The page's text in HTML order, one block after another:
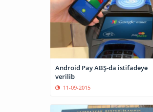
Android Pay ABŞ-da istifadəyə
verilib
11-09-2015